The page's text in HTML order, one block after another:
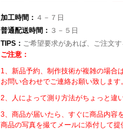
加工時間： ４－７日
普通配送時間： ３－５日
TIPS： ご希望要求があれば、ご注文
ご注意：
1、新品予約、制作技術が複雑の場合
お問い合わせでご連絡お願い致します。
2、人によって測り方法がちょっと違
3、商品が届いたら、すぐに商品内容
商品の写真を撮てメールに添付して提